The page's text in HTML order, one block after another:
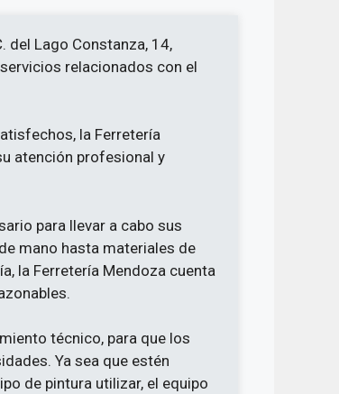
del Lago Constanza, 14,
relacionados con el
la Ferretería
atención profesional y
para llevar a cabo sus
mano hasta materiales de
la Ferretería Mendoza cuenta
técnico, para que los
Ya sea que estén
de pintura utilizar, el equipo